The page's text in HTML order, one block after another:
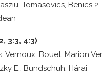
Tomasovics, Benics
3:3, 4:3)
Vernoux, Bouet, Marion
E., Bundschuh, Hárai